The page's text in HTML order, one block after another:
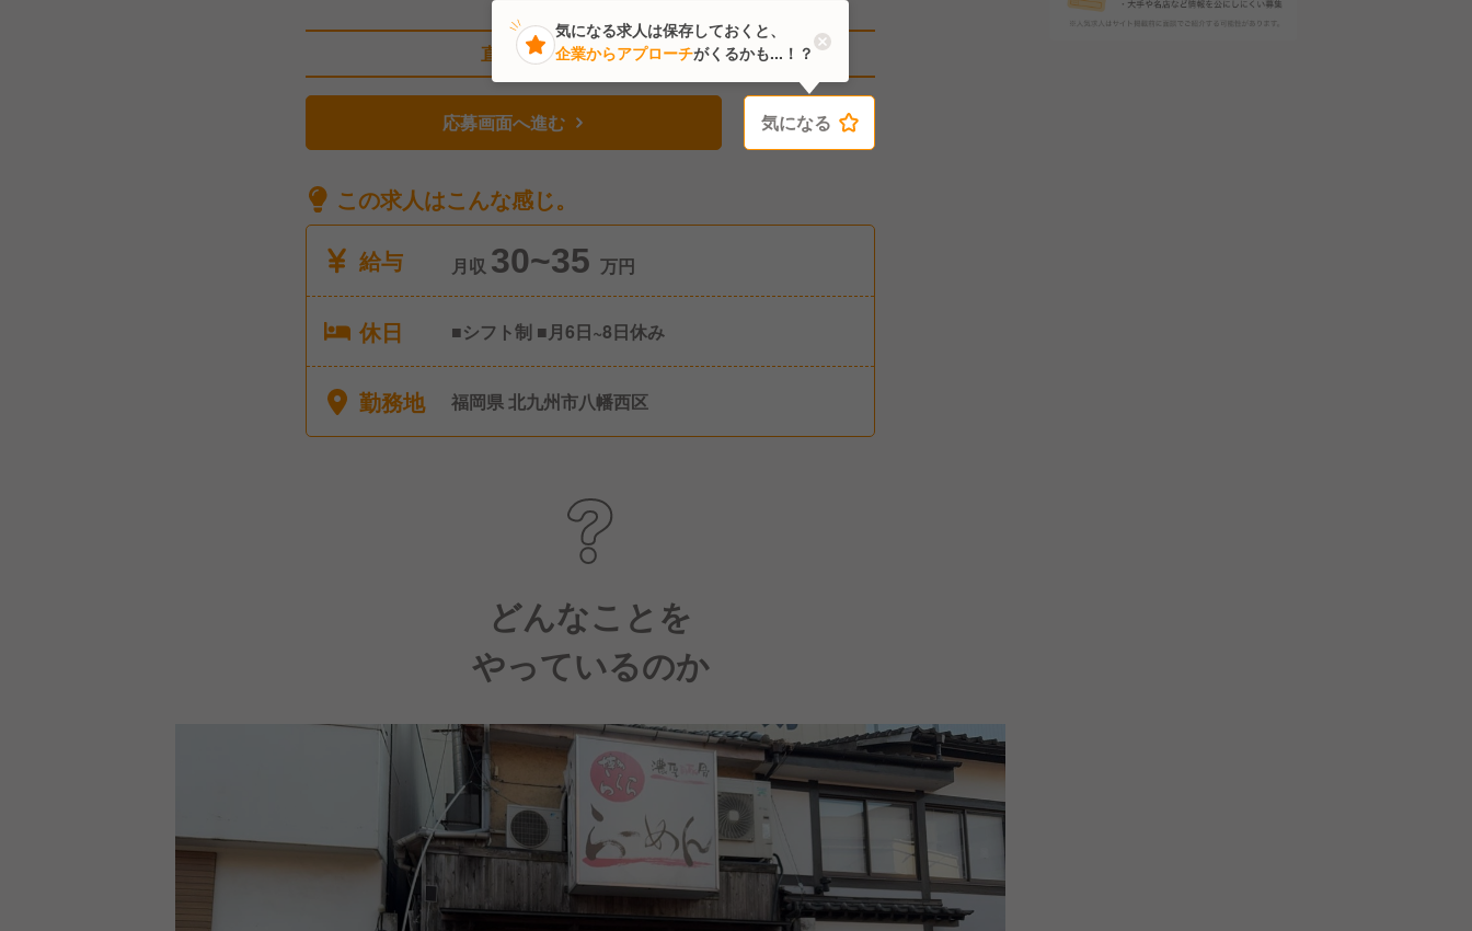
直近1人がこの求人を検討中
応募画面へ進む 気になる
この求人はこんな感じ。
給与
月収 30~35 万円
休日 ■シフト制 ■月6日~8日休み
勤務地 福岡県 北九州市八幡西区
どんなことを
やっているのか
気になる
気になる求人は保存しておくと、
企業からアプローチがくるかも...！？